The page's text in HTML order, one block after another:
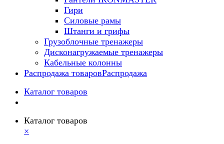
Гири
Силовые рамы
Штанги и грифы
Грузоблочные тренажеры
Дисконагружаемые тренажеры
Кабельные колонны
Распродажа товаровРаспродажа
Каталог товаров
Каталог товаров
×